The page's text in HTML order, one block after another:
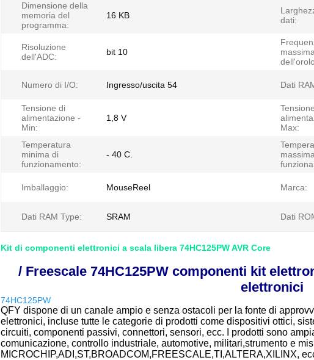
Dimensione della
memoria del
programma:
16 KB
dati:
Risoluzione
dell'ADC:
bit 10
massima
Numero di I/O: Ingresso/uscita 54 Dati
Tensione di
alimentazione -
Min:
1,8 V
Max:
Temperatura
minima di
funzionamento:
- 40 C.
Imballaggio: MouseReel Marca:
Dati RAM Type: SRAM Dati
Kit di componenti elettronici a scala libera 74HC125PW AVR Core
/ Freescale 74HC125PW componenti kit
elettronici
74HC125PW
QFY dispone di un canale ampio e senza ostacoli per la fonte di
elettronici, incluse tutte le categorie di prodotti come dispositivi ottici,
circuiti, componenti passivi, connettori, sensori, ecc. I prodotti sono
comunicazione, controllo industriale, automotive, militari,strumento e
MICROCHIP,ADI,ST,BROADCOM,FREESCALE,TI,ALTERA,XILINX,